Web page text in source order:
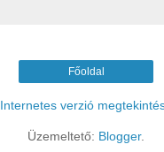
Főoldal
Internetes verzió
Üzemeltető: Blogger.